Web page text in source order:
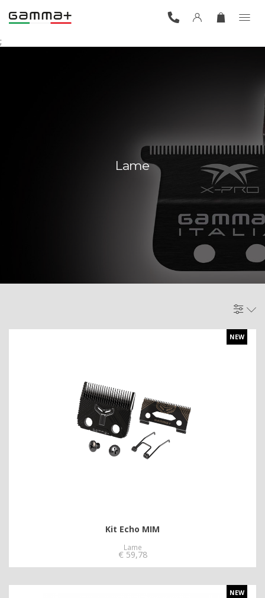
;
Lame
NEW
Kit Echo MIM
Lame
€ 59,78
NEW